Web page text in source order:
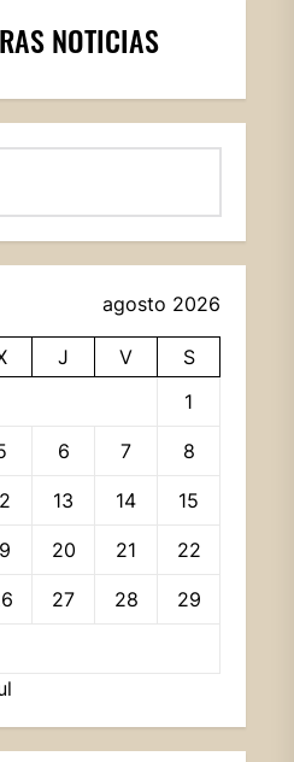
NOTICIAS
agosto 2026
J V
S
1
6 7 8
13 14 15
20 21 22
27 28 29